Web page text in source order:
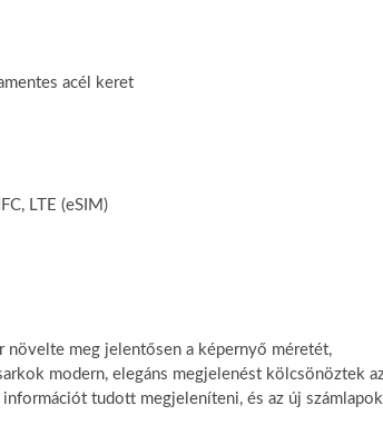
acél keret
LTE (eSIM)
növelte meg jelentősen a képernyő méretét,
modern, elegáns megjelenést kölcsönöztek
tudott megjeleníteni, és az új számlapok